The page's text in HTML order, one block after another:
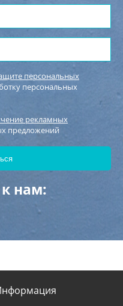
персональных
персональных
рекламных
предложений
нам: